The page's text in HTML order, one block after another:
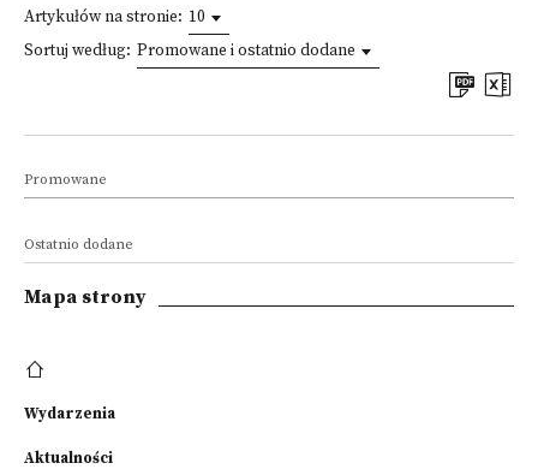
Artykułów na stronie: 10
Sortuj według: Promowane i ostatnio dodane
Promowane
Ostatnio dodane
Mapa strony
Wydarzenia
Aktualności